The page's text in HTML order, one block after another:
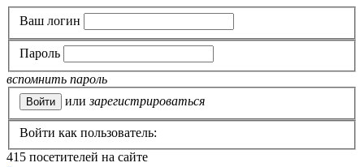
Ваш логин
Пароль
вспомнить пароль
или зарегистрироваться
Войти как пользователь:
415 посетителей на сайте